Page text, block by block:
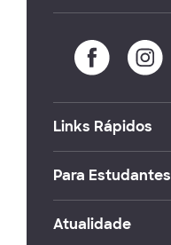
Links Rápidos
Para Estudantes
Atualidade